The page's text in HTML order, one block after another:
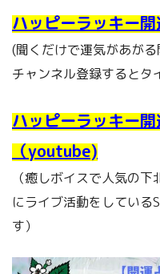
ハッピーラッキー
(聞くだけで運気があが
チャンネル登録するとタ
ハッピーラッキー
（youtube)
（癒しボイスで人気の
にライブ活動をしている
す）